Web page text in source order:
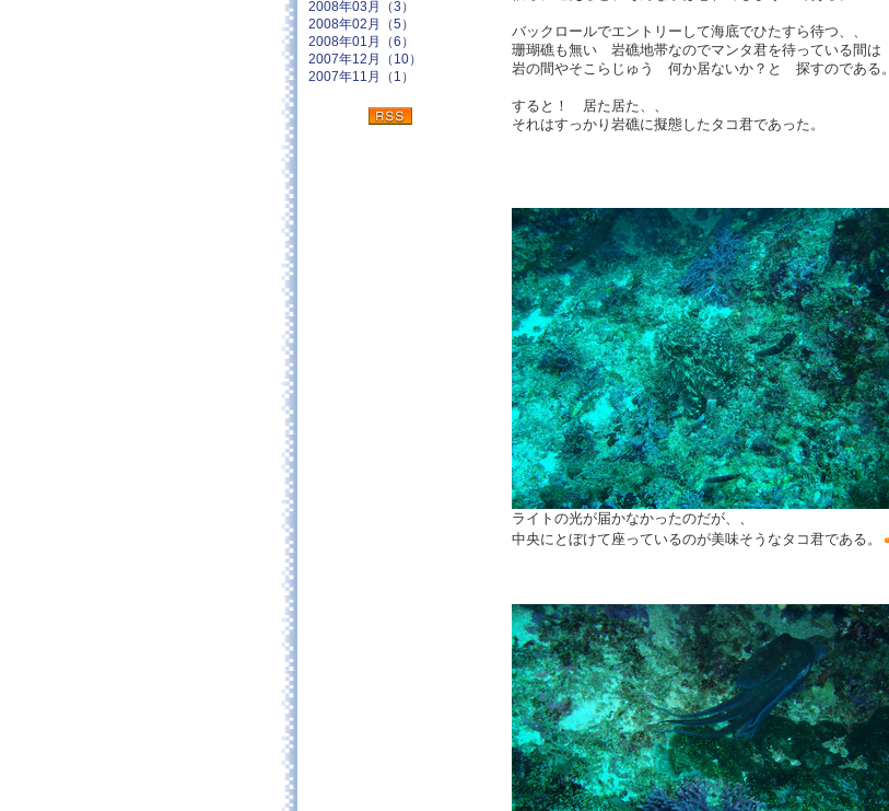
バックロールでエントリーして海底でひたすら待つ、、
珊瑚礁も無い 岩礁地帯なのでマンタ君を待っている間は
岩の間やそこらじゅう 何か居ないか？と 探すのである。
すると！ 居た居た、、
それはすっかり岩礁に擬態したタコ君であった。
ライトの光が届かなかったのだが、、
中央にとぼけて座っているのが美味そうなタコ君である。
2008年03月（3）
2008年02月（5）
2008年01月（6）
2007年12月（10）
2007年11月（1）